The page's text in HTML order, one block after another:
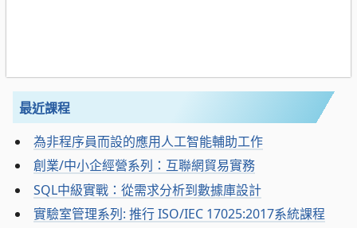
最近課程
為非程序員而設的應用人工智能輔助工作
創業/中小企經營系列：互聯網貿易實務
SQL中級實戰：從需求分析到數據庫設計
實驗室管理系列: 推行 ISO/IEC 17025:2017系統課程